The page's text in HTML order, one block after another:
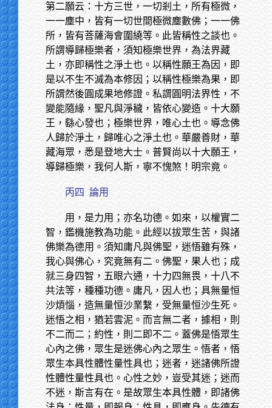
第二願云：十方三世，一切剎土，所有極微，
一一塵中，皆有一切世間極微塵數佛；一一佛
所，皆有菩薩海會圍繞等。此皆稱性之談也。
所謂導歸極樂者，須知極樂世界，為法界藏
土，亦即稱性之淨土也。以稱性願王為因，即
是以不生不滅為本修因；以稱性極樂為果，即
所謂然後圓成果地修證。私謂圓明法界性，不
變能隨緣，聖凡與淨穢，皆依心變造。十大願
王，繇心發也；極樂世界，唯心土也。導念佛
人歸於淨土，歸唯心之淨土也。華嚴善財，華
藏海眾，悉是登地大士。普賢尚以十大願王，
導歸極樂，我何人斯，寧不愧煞！明宗竟。
丙四 論用
用，是力用；亦名功德。如來，以權實二
智，鑑機施教為功能。此經以拔眾生苦，與諸
佛樂為德用。須知庸凡與佛聖，迷悟雖有殊，
我心與佛心，究竟無有二。佛聖，果人也；成
就三身四智，五眼六通，十力四無畏，十八不
共法等，種種功德。庸凡，因人也；具無量恒
沙煩惱，造無量恒沙業繫，受無量恒沙生死。
迷悟之相，猶若雲泥。而言無二者，據相，則
不二而二；約性，則二即不二。蓋佛是悟眾生
心內之佛，眾生是迷佛心內之眾生。悟者，悟
眾生本具性體性量性具也；迷者，迷諸佛所證
性體性量性具也。心性之妙，豈受其迷；迷而
不迷，斯言有在。是故眾生本具性體，即諸佛